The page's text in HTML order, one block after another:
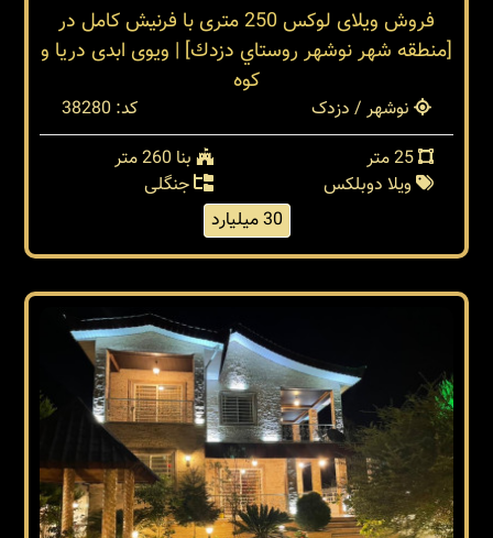
فروش ویلای لوکس 250 متری با فرنیش کامل در
[منطقه شهر نوشهر روستاي دزدك] | ویوی ابدی دریا و
کوه
نوشهر / دزدک
کد: 38280
بنا 260 متر
ویلا دوبلکس
جنگلی
30 میلیارد